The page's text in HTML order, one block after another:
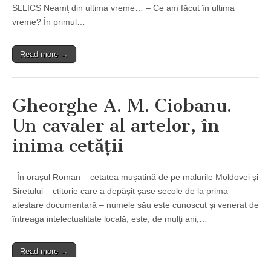
SLLICS Neamţ din ultima vreme… – Ce am făcut în ultima
vreme? În primul…
Read more →
Gheorghe A. M. Ciobanu.
Un cavaler al artelor, în
inima cetăţii
În oraşul Roman – cetatea muşatină de pe malurile Moldovei şi
Siretului – ctitorie care a depăşit şase secole de la prima
atestare documentară – numele său este cunoscut şi venerat de
întreaga intelectualitate locală, este, de mulţi ani,…
Read more →